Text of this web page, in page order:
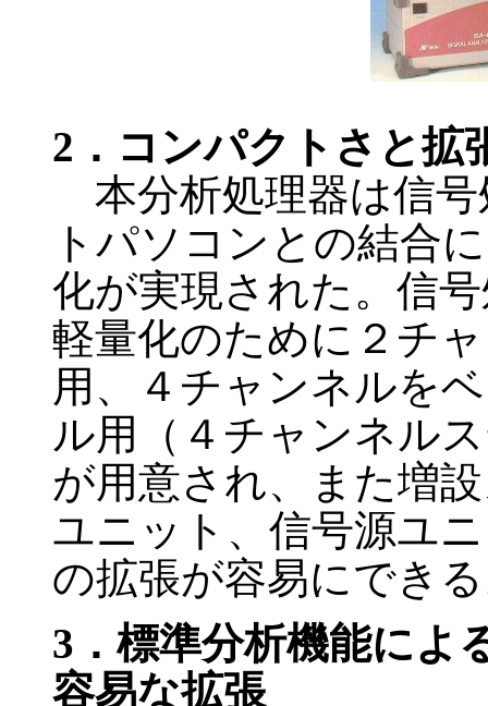
2．コンパクトさと拡
本分析処理器は信
トパソコンとの結合
化が実現された。信
軽量化のために２チ
用、４チャンネルを
ル用（４チャンネル
が用意され、また増
ユニット、信号源ユ
の拡張が容易にでき
3．標準分析機能によ
容易な拡張